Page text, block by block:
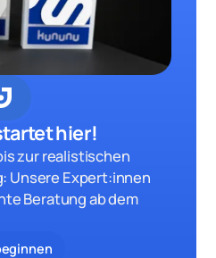
hier!
zur realistischen
Unsere Expert:innen
Beratung ab dem